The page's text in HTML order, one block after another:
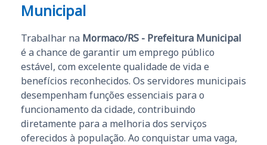
Municipal
Trabalhar na Mormaco/RS - Prefeitura Municipal
é a chance de garantir um emprego público
estável, com excelente qualidade de vida e
benefícios reconhecidos. Os servidores municipais
desempenham funções essenciais para o
funcionamento da cidade, contribuindo
diretamente para a melhoria dos serviços
oferecidos à população. Ao conquistar uma vaga,